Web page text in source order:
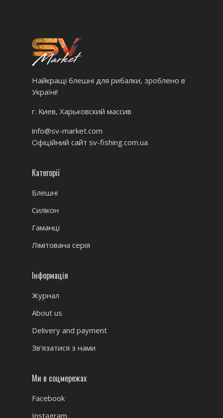
Найкращі блешні для рибалки, зроблено в
Україні!
г. Киев, Харьковский массив
info@sv-market.com
Офіційний сайт sv-fishing.com.ua
Категорії
Блешні
Силікон
Гаманці
Лімітована серія
Інформація
Журнал
About us
Delivery and payment
Зв'язатися з нами
Ми в соцмережах
Facebook
Instagram